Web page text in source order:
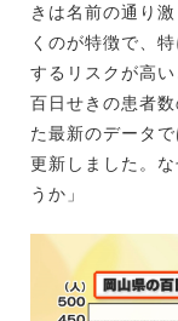
きは名前の通り
くのが特徴で、
するリスクが高
百日せきの患者
た最新のデータ
更新しました。
うか」